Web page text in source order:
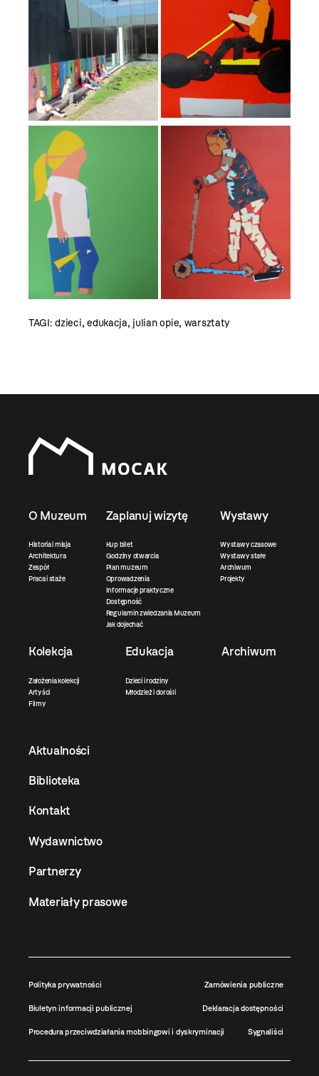
TAGI:dzieci,edukacja, julian opie, warsztaty
O Muzeum
Historia i misja
Architektura
Zespół
Praca i staże
Zaplanuj wizytę
Kup bilet
Godziny otwarcia
Plan muzeum
Oprowadzenia
Informacje praktyczne
Dostępność
Regulamin zwiedzania Muzeum
Jak dojechać
Wystawy
Wystawy czasowe
Wystawy stałe
Archiwum
Projekty
Kolekcja
Założenia kolekcji
Artyści
Filmy
Edukacja
Dzieci i rodziny
Młodzież i dorośli
Archiwum
Aktualności
Biblioteka
Kontakt
Wydawnictwo
Partnerzy
Materiały prasowe
Polityka prywatności Zamówienia publiczne
Biuletyn informacji publicznej Deklaracja dostępności
Procedura przeciwdziałania mobbingowi i dyskryminacji Sygnaliści